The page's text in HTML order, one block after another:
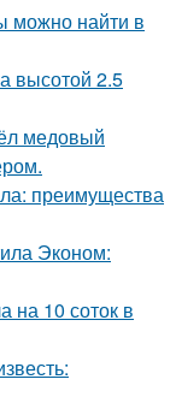
можно найти в
высотой 2.5
медовый
преимущества
Эконом:
на 10 соток в